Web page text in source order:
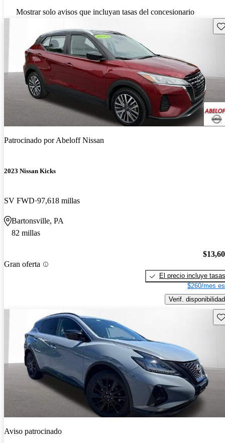
Mostrar solo avisos que incluyan tasas del concesionario
Patrocinado porAbeloff Nissan
2023 Nissan Kicks
SV FWD 97,618 millas
Bartonsville, PA
82 millas
Gran oferta
El precio incluye tasas
$260/mes
Verif. disponibilidad
Aviso patrocinado